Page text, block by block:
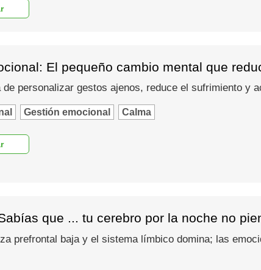
El pequeño cambio mental que
de personalizar gestos ajenos, reduce el sufrimiento y
Gestión emocional Calma
que ... tu cerebro por la noche no
prefrontal baja y el sistema límbico domina; las